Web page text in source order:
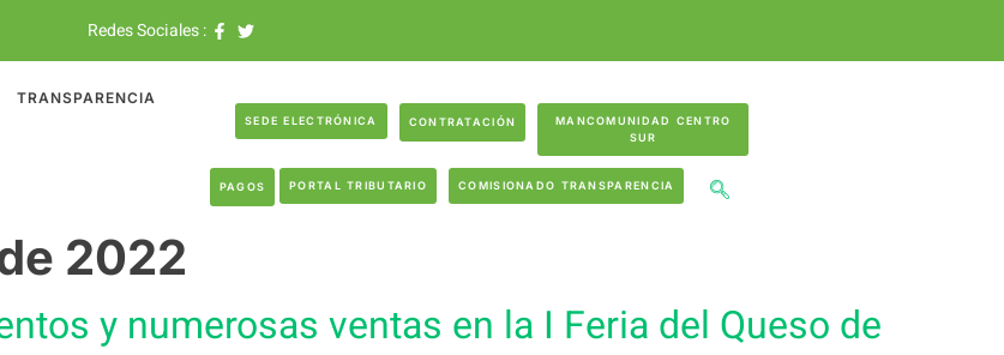
Redes Sociales :
TRANSPARENCIA
SEDE ELECTRÓNICA CONTRATACIÓN
MANCOMUNIDAD CENTRO
SUR
PAGOS PORTAL TRIBUTARIO COMISIONADO TRANSPARENCIA
2022
y numerosas ventas en la I Feria del Queso de